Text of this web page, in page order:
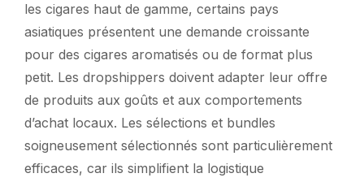
les cigares haut de gamme, certains pays
asiatiques présentent une demande croissante
pour des cigares aromatisés ou de format plus
petit. Les dropshippers doivent adapter leur offre
de produits aux goûts et aux comportements
d’achat locaux. Les sélections et bundles
soigneusement sélectionnés sont particulièrement
efficaces, car ils simplifient la logistique